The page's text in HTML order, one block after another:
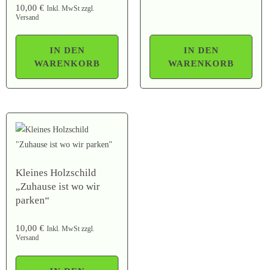
10,00 € Inkl. MwSt zzgl.
Versand
IN DEN
WARENKORB
IN DEN
WARENKORB
Kleines Holzschild
„Zuhause ist wo wir
parken“
10,00 € Inkl. MwSt zzgl.
Versand